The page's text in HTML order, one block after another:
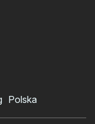
Polska